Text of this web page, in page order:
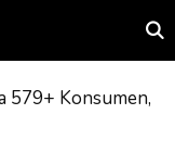
579+ Konsumen,